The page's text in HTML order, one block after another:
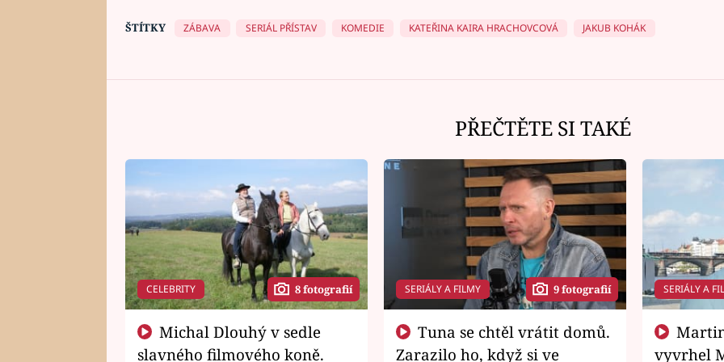
ŠTÍTKY ZÁBAVA SERIÁL PŘÍSTAV KOMEDIE KATEŘINA KAIRA HRACHOVCOVÁ JAKUB KOHÁK
PŘEČTĚTE SI TAKÉ
CELEBRITY 8 fotografií
slavného filmového koně.
SERIÁLY A FILMY 9 fotografií
Zarazilo ho, když si ve
SERIÁLY A
vyvrhel